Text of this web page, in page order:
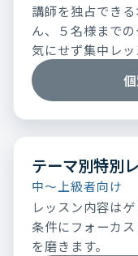
講師を独占でき
ん、５名様まで
気にせず集中レッ
テーマ別特別
中～上級者向け
レッスン内容は
条件にフォーカ
を磨きます。